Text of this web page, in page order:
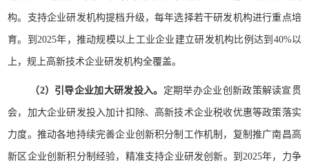
构。支持企业研发机构提档升级，每年选择若干研发机构进行重点培
育。到2025年，推动规模以上工业企业建立研发机构比例达到40%以
上，规上高新技术企业研发机构全覆盖。
（2）引导企业加大研发投入。 定期举办企业创新政策解读宣贯
会，加大企业研发投入加计扣除、高新技术企业税收优惠等政策落实
力度。推动各地持续完善企业创新积分制工作机制，复制推广南昌高
新区企业创新积分制经验，精准支持企业研发创新。到2025年，力争